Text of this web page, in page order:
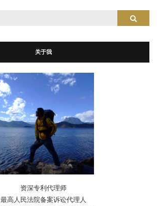
搜索
关于我
资深专利代理师
最高人民法院备案诉讼代理人